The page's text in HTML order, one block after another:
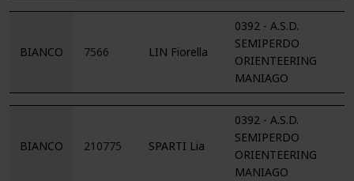
BIANCO 7566 LIN Fiorella
0392 - A.S.D.
SEMIPERDO
ORIENTEERING
MANIAGO
BIANCO 210775 SPARTI Lia
0392 - A.S.D.
SEMIPERDO
ORIENTEERING
MANIAGO